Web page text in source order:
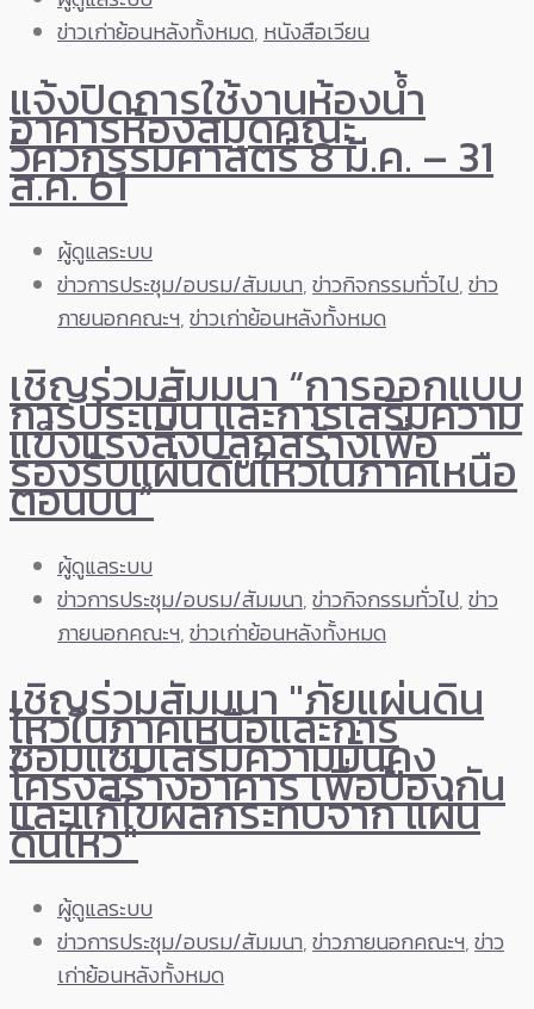
ข่าวเก่าย้อนหลังทั้งหมด, หนังสือเวียน
แจ้งปิดการใช้งานห้องน้ำ
อาคารห้องสมุดคณะ
วิศวกรรมศาสตร์ 8 มี.ค. – 31
ส.ค. 61
ผู้ดูแลระบบ
ข่าวการประชุม/อบรม/สัมมนา,ข่าวกิจกรรมทั่วไป,ข่าว
ภายนอกคณะฯ,ข่าวเก่าย้อนหลังทั้งหมด
เชิญร่วมสัมมนา “การออกแบบ
การประเมิน และการเสริมความ
แข็งแรงสิ่งปลูกสร้างเพื่อ
รองรับแผ่นดินไหวในภาคเหนือ
ตอนบน”
ผู้ดูแลระบบ
ข่าวการประชุม/อบรม/สัมมนา,ข่าวกิจกรรมทั่วไป,ข่าว
ภายนอกคณะฯ,ข่าวเก่าย้อนหลังทั้งหมด
เชิญร่วมสัมมนา "ภัยแผ่นดิน
ไหวในภาคเหนือและการ
ซ่อมแซมเสริมความมั่นคง
โครงสร้างอาคาร เพื่อป้องกัน
และแก้ไขผลกระทบจาก แผ่น
ดินไหว"
ผู้ดูแลระบบ
ข่าวการประชุม/อบรม/สัมมนา,ข่าวภายนอกคณะฯ,ข่าว
เก่าย้อนหลังทั้งหมด